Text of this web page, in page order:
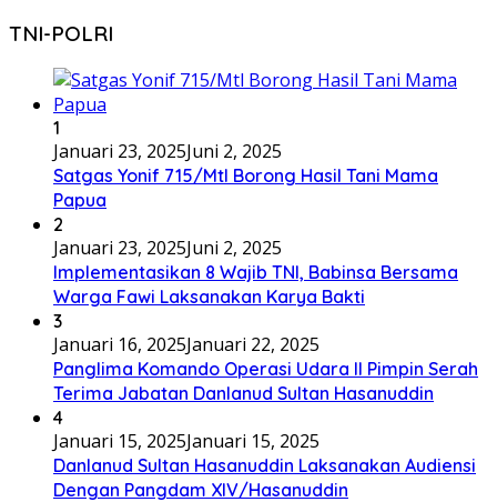
TNI-POLRI
1
Januari 23, 2025Juni 2, 2025
Satgas Yonif 715/Mtl Borong Hasil Tani Mama
Papua
2
Januari 23, 2025Juni 2, 2025
Implementasikan 8 Wajib TNI, Babinsa Bersama
Warga Fawi Laksanakan Karya Bakti
3
Januari 16, 2025Januari 22, 2025
Panglima Komando Operasi Udara II Pimpin Serah
Terima Jabatan Danlanud Sultan Hasanuddin
4
Januari 15, 2025Januari 15, 2025
Danlanud Sultan Hasanuddin Laksanakan Audiensi
Dengan Pangdam XIV/Hasanuddin